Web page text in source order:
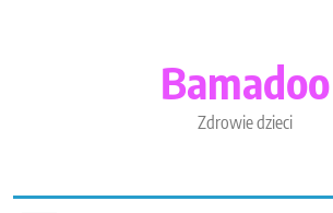
Bamadoo
Zdrowie dzieci